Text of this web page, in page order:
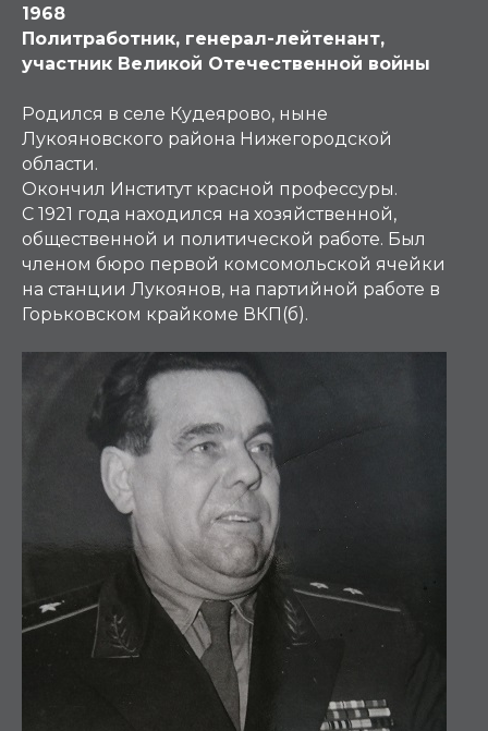
1968
Политработник, генерал-лейтенант,
участник Великой Отечественной войны
Родился в селе Кудеярово, ныне
Лукояновского района Нижегородской
области.
Окончил Институт красной профессуры.
С 1921 года находился на хозяйственной,
общественной и политической работе. Был
членом бюро первой комсомольской ячейки
на станции Лукоянов, на партийной работе в
Горьковском крайкоме ВКП(б).